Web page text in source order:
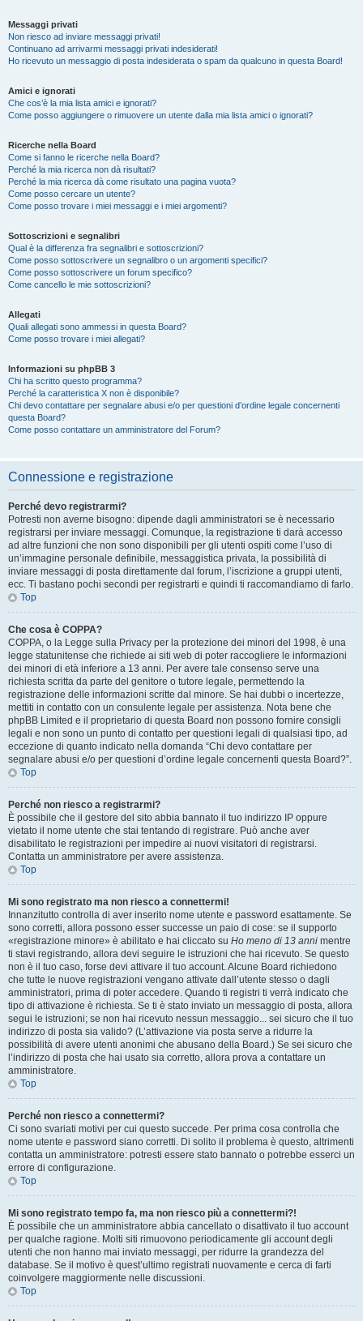
Messaggi privati
Non riesco ad inviare messaggi privati!
Continuano ad arrivarmi messaggi privati indesiderati!
Ho ricevuto un messaggio di posta indesiderata o spam da qualcuno in questa Board!
Amici e ignorati
Che cos’è la mia lista amici e ignorati?
Come posso aggiungere o rimuovere un utente dalla mia lista amici o ignorati?
Ricerche nella Board
Come si fanno le ricerche nella Board?
Perché la mia ricerca non dà risultati?
Perché la mia ricerca dà come risultato una pagina vuota?
Come posso cercare un utente?
Come posso trovare i miei messaggi e i miei argomenti?
Sottoscrizioni e segnalibri
Qual è la differenza fra segnalibri e sottoscrizioni?
Come posso sottoscrivere un segnalibro o un argomenti specifici?
Come posso sottoscrivere un forum specifico?
Come cancello le mie sottoscrizioni?
Allegati
Quali allegati sono ammessi in questa Board?
Come posso trovare i miei allegati?
Informazioni su phpBB 3
Chi ha scritto questo programma?
Perché la caratteristica X non è disponibile?
Chi devo contattare per segnalare abusi e/o per questioni d’ordine legale concernenti
questa Board?
Come posso contattare un amministratore del Forum?
Connessione e registrazione
Perché devo registrarmi?
Potresti non averne bisogno: dipende dagli amministratori se è necessario
registrarsi per inviare messaggi. Comunque, la registrazione ti darà accesso
ad altre funzioni che non sono disponibili per gli utenti ospiti come l’uso di
un’immagine personale definibile, messaggistica privata, la possibilità di
inviare messaggi di posta direttamente dal forum, l’iscrizione a gruppi utenti,
ecc. Ti bastano pochi secondi per registrarti e quindi ti raccomandiamo di farlo.
Top
Che cosa è COPPA?
COPPA, o la Legge sulla Privacy per la protezione dei minori del 1998, è una
legge statunitense che richiede ai siti web di poter raccogliere le informazioni
dei minori di età inferiore a 13 anni. Per avere tale consenso serve una
richiesta scritta da parte del genitore o tutore legale, permettendo la
registrazione delle informazioni scritte dal minore. Se hai dubbi o incertezze,
mettiti in contatto con un consulente legale per assistenza. Nota bene che
phpBB Limited e il proprietario di questa Board non possono fornire consigli
legali e non sono un punto di contatto per questioni legali di qualsiasi tipo, ad
eccezione di quanto indicato nella domanda “Chi devo contattare per
segnalare abusi e/o per questioni d’ordine legale concernenti questa Board?”.
Top
Perché non riesco a registrarmi?
È possibile che il gestore del sito abbia bannato il tuo indirizzo IP oppure
vietato il nome utente che stai tentando di registrare. Può anche aver
disabilitato le registrazioni per impedire ai nuovi visitatori di registrarsi.
Contatta un amministratore per avere assistenza.
Top
Mi sono registrato ma non riesco a connettermi!
Innanzitutto controlla di aver inserito nome utente e password esattamente. Se
sono corretti, allora possono esser successe un paio di cose: se il supporto
«registrazione minore» è abilitato e hai cliccato su Ho meno di 13 anni mentre
ti stavi registrando, allora devi seguire le istruzioni che hai ricevuto. Se questo
non è il tuo caso, forse devi attivare il tuo account. Alcune Board richiedono
che tutte le nuove registrazioni vengano attivate dall’utente stesso o dagli
amministratori, prima di poter accedere. Quando ti registri ti verrà indicato che
tipo di attivazione è richiesta. Se ti è stato inviato un messaggio di posta, allora
segui le istruzioni; se non hai ricevuto nessun messaggio... sei sicuro che il tuo
indirizzo di posta sia valido? (L’attivazione via posta serve a ridurre la
possibilità di avere utenti anonimi che abusano della Board.) Se sei sicuro che
l’indirizzo di posta che hai usato sia corretto, allora prova a contattare un
amministratore.
Top
Perché non riesco a connettermi?
Ci sono svariati motivi per cui questo succede. Per prima cosa controlla che
nome utente e password siano corretti. Di solito il problema è questo, altrimenti
contatta un amministratore: potresti essere stato bannato o potrebbe esserci un
errore di configurazione.
Top
Mi sono registrato tempo fa, ma non riesco più a connettermi?!
È possibile che un amministratore abbia cancellato o disattivato il tuo account
per qualche ragione. Molti siti rimuovono periodicamente gli account degli
utenti che non hanno mai inviato messaggi, per ridurre la grandezza del
database. Se il motivo è quest’ultimo registrati nuovamente e cerca di farti
coinvolgere maggiormente nelle discussioni.
Top